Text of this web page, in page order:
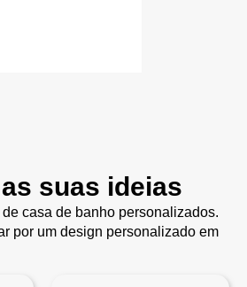
suas ideias
casa de banho personalizados.
por um design personalizado em